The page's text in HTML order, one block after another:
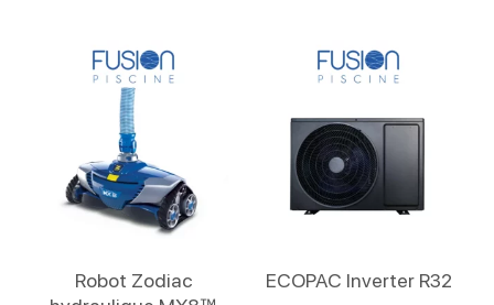
Robot Zodiac
ECOPAC Inverter R32